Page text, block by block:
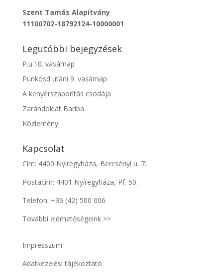
Szent Tamás Alapítvány
11100702-18792124-10000001
Legutóbbi bejegyzések
P.u.10. vasárnap
Pünkösd utáni 9. vasárnap
A kenyérszaporítás csodája
Zarándoklat Bariba
Közlemény
Kapcsolat
Cím: 4400 Nyíregyháza, Bercsényi u. 7.
Postacím: 4401 Nyíregyháza, Pf. 50.
Telefon: +36 (42) 500 006
További elérhetőségeink >>
Impresszum
Adatkezelési tájékoztató